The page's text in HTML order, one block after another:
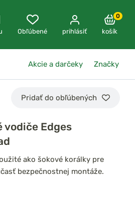
Obľúbené prihlásiť
0
košík
Akcie a darčeky Značky
Pridať do obľúbených
Edges
ako šokové korálky pre
bezpečnostnej montáže.